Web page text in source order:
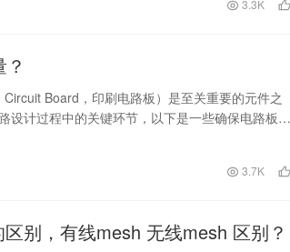
3.3K
Board，印刷电路板）是至关重要的元件之
设计过程中的关键环节，以下是一些确保电路板打
3.7K
别，有线mesh 无线mesh 区别？